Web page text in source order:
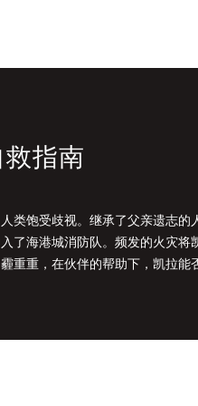
救指南
类饱受歧视。继承了父亲遗志的
了海港城消防队。频发的火灾将
重重，在伙伴的帮助下，凯拉能